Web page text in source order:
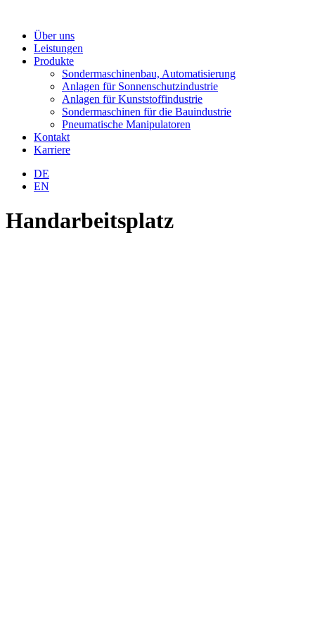
Über uns
Leistungen
Produkte
Sondermaschinenbau, Automatisierung
Anlagen für Sonnenschutzindustrie
Anlagen für Kunststoffindustrie
Sondermaschinen für die Bauindustrie
Pneumatische Manipulatoren
Kontakt
Karriere
DE
EN
Handarbeitsplatz